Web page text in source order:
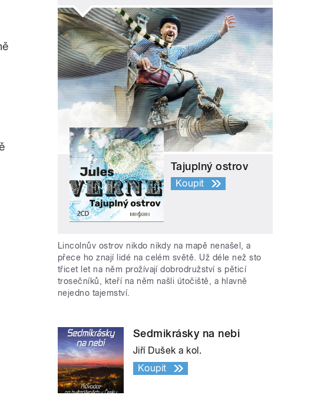
Tajuplný ostrov
Koupit
Lincolnův ostrov nikdo nikdy na mapě nenašel, a
přece ho znají lidé na celém světě. Už déle než sto
třicet let na něm prožívají dobrodružství s pěticí
trosečníků, kteří na něm našli útočiště, a hlavně
nejedno tajemství.
Sedmikrásky na nebi
Jiří Dušek a kol.
Koupit